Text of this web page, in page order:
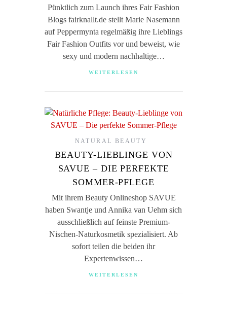
Pünktlich zum Launch ihres Fair Fashion
Blogs fairknallt.de stellt Marie Nasemann
auf Peppermynta regelmäßig ihre Lieblings
Fair Fashion Outfits vor und beweist, wie
sexy und modern nachhaltige…
WEITERLESEN
NATURAL BEAUTY
BEAUTY-LIEBLINGE VON
SAVUE – DIE PERFEKTE
SOMMER-PFLEGE
Mit ihrem Beauty Onlineshop SAVUE
haben Swantje und Annika van Uehm sich
ausschließlich auf feinste Premium-
Nischen-Naturkosmetik spezialisiert. Ab
sofort teilen die beiden ihr
Expertenwissen…
WEITERLESEN